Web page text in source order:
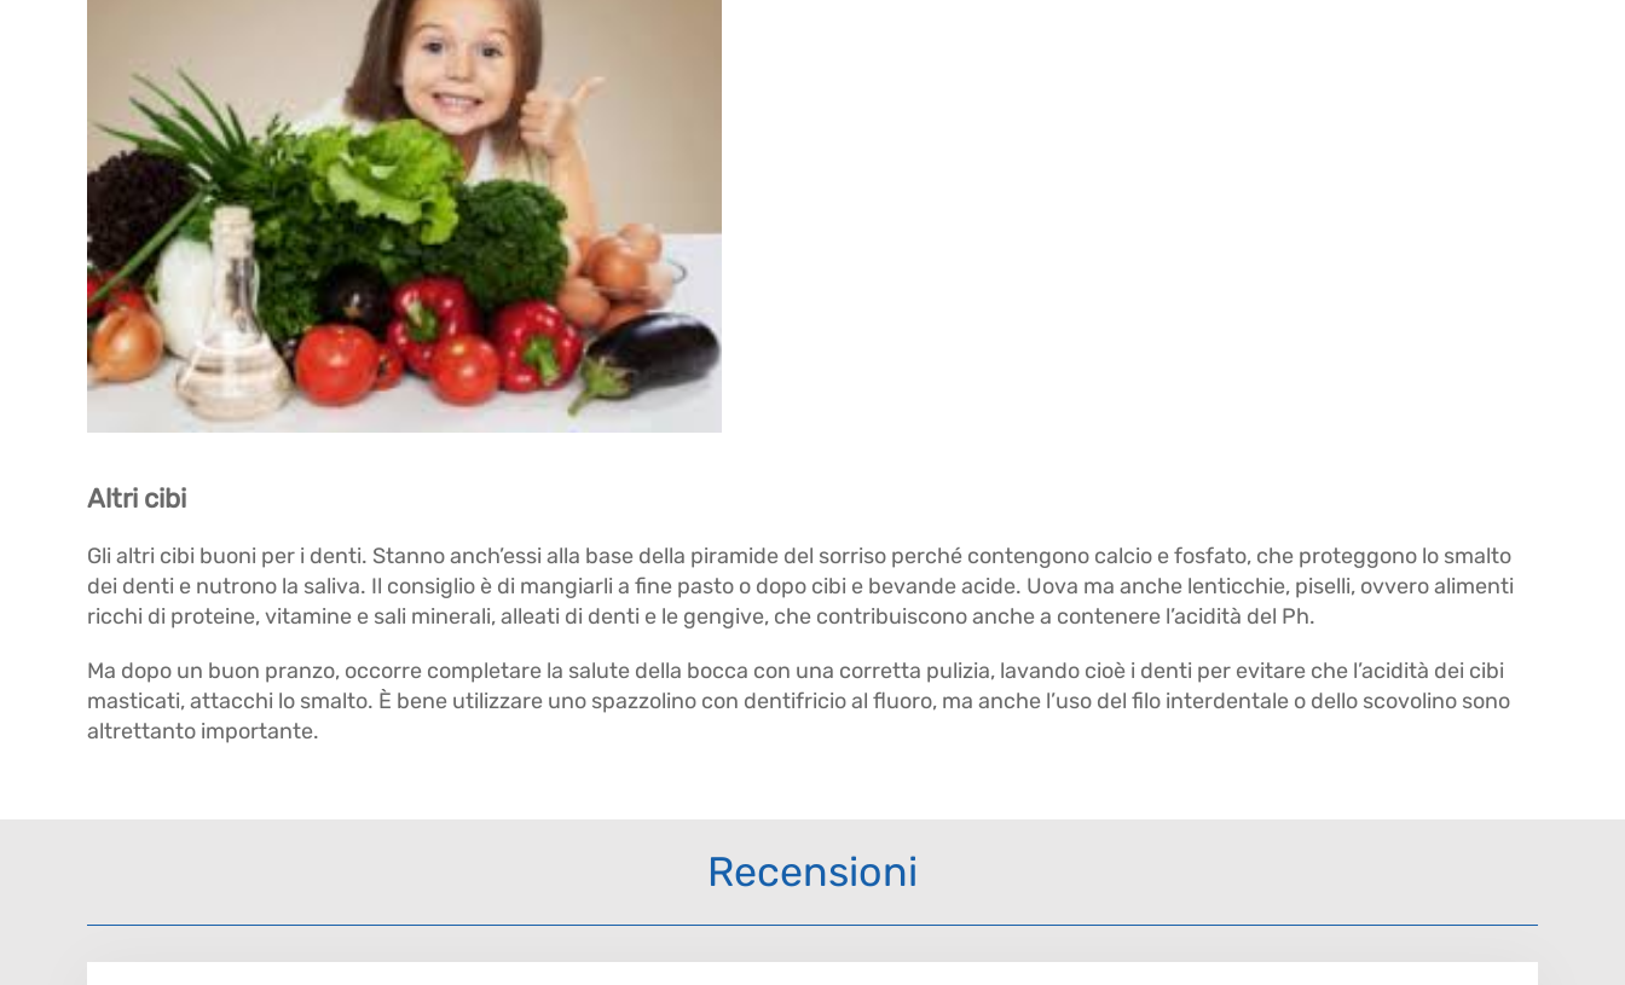
Altri cibi
Gli altri cibi buoni per i denti. Stanno anch’essi alla base della piramide del sorriso perché contengono calcio e fosfato, che proteggono lo smalto
dei denti e nutrono la saliva. Il consiglio è di mangiarli a fine pasto o dopo cibi e bevande acide. Uova ma anche lenticchie, piselli, ovvero alimenti
ricchi di proteine, vitamine e sali minerali, alleati di denti e le gengive, che contribuiscono anche a contenere l’acidità del Ph.
Ma dopo un buon pranzo, occorre completare la salute della bocca con una corretta pulizia, lavando cioè i denti per evitare che l’acidità dei cibi
masticati, attacchi lo smalto. È bene utilizzare uno spazzolino con dentifricio al fluoro, ma anche l’uso del filo interdentale o dello scovolino sono
altrettanto importante.
Recensioni